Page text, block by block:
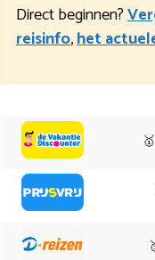
Direct beginnen?
reisinfo,het
🥇